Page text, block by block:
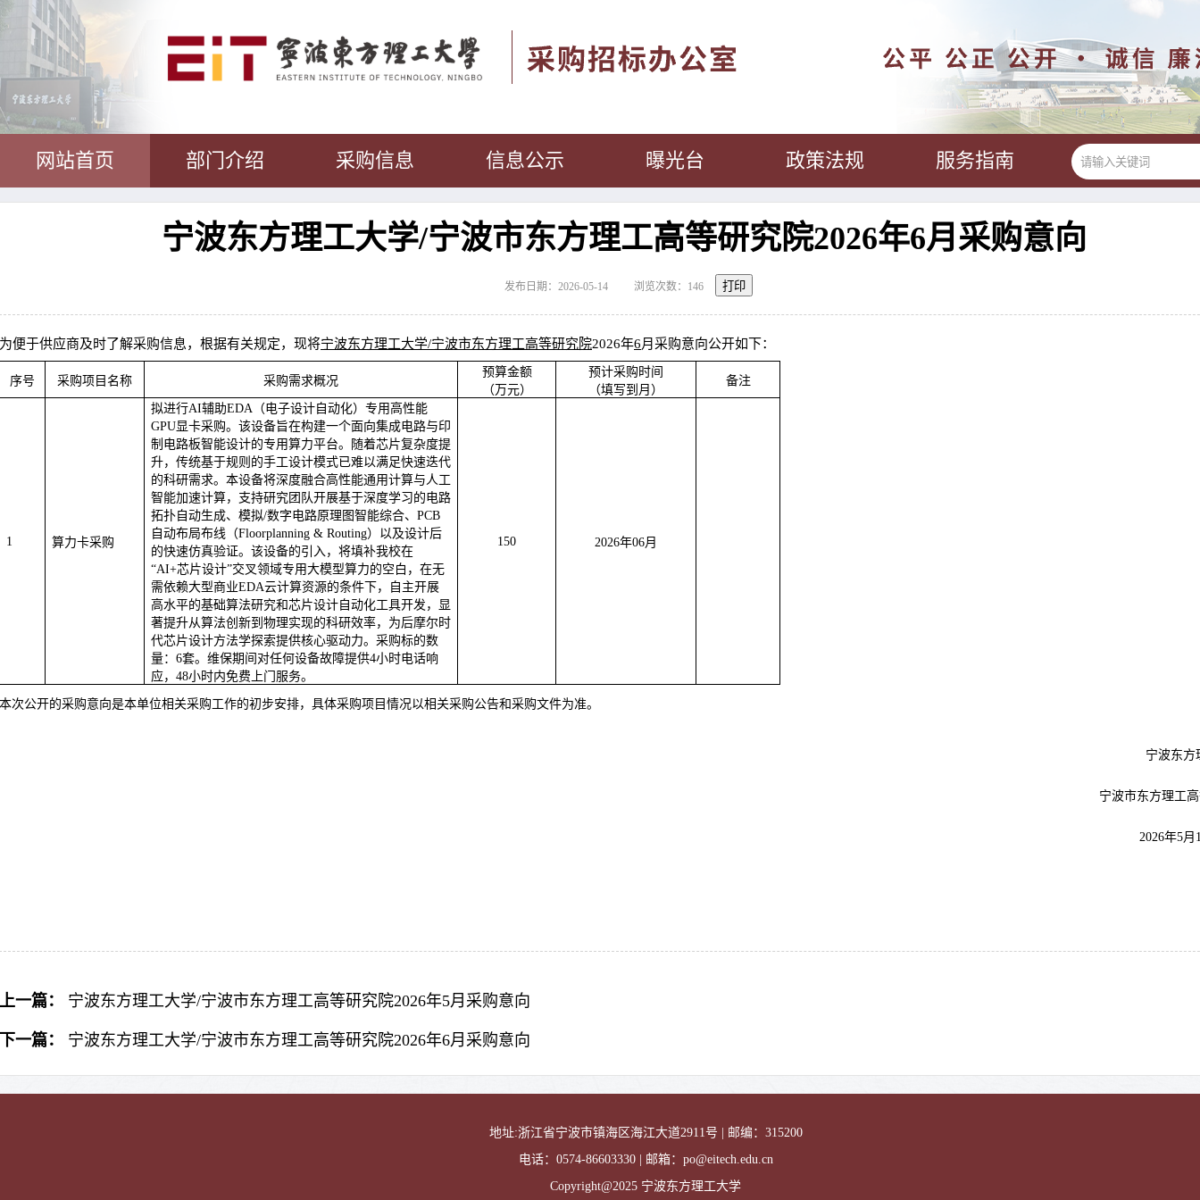
网站首页 部门介绍 采购信息 信息公示 曝光台 政策法规 服务指南
宁波东方理工大学/宁波市东方理工高等研究院2026年6月采购意向
发布日期：2026-05-14 浏览次数： 146 打印
为便于供应商及时了解采购信息，根据有关规定，现将宁波东方理工大学/宁波市东方理工高等研究院2026年6月采购意向公开如下：
序号 采购项目名称 采购需求概况
预算金额
（万元）
预计采购时间
（填写到月）
备注
1 算力卡采购
拟进行AI辅助EDA（电子设计自动化）专用高性能
GPU显卡采购。该设备旨在构建一个面向集成电路与印
制电路板智能设计的专用算力平台。随着芯片复杂度提
升，传统基于规则的手工设计模式已难以满足快速迭代
的科研需求。本设备将深度融合高性能通用计算与人工
智能加速计算，支持研究团队开展基于深度学习的电路
拓扑自动生成、模拟/数字电路原理图智能综合、PCB
自动布局布线（Floorplanning & Routing）以及设计后
的快速仿真验证。该设备的引入，将填补我校在
“AI+芯片设计”交叉领域专用大模型算力的空白，在无
需依赖大型商业EDA云计算资源的条件下，自主开展
高水平的基础算法研究和芯片设计自动化工具开发，显
著提升从算法创新到物理实现的科研效率，为后摩尔时
代芯片设计方法学探索提供核心驱动力。采购标的数
量：6套。维保期间对任何设备故障提供4小时电话响
应，48小时内免费上门服务。
150 2026年06月
本次公开的采购意向是本单位相关采购工作的初步安排，具体采购项目情况以相关采购公告和采购文件为准。
宁波东
宁波市东方理工
2026年5月
上一篇： 宁波东方理工大学/宁波市东方理工高等研究院2026年5月采购意向
下一篇： 宁波东方理工大学/宁波市东方理工高等研究院2026年6月采购意向
地址:浙江省宁波市镇海区海江大道2911号 | 邮编：315200
电话：0574-86603330 | 邮箱：po@eitech.edu.cn
Copyright@2025 宁波东方理工大学